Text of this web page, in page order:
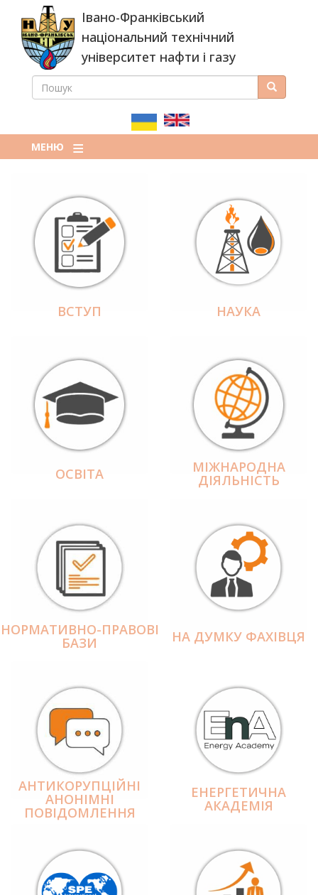
основного
вмісту
Івано-Франківський
національний технічний
університет нафти і газу
ПОШУКОВА
ПОШУК Пошук
МЕНЮ
ВСТУП НАУКА
ОСВІТА МІЖНАРОДНА
ДІЯЛЬНІCТЬ
НОРМАТИВНО-ПРАВОВІ
БАЗИ НА ДУМКУ ФАХІВЦЯ
АНТИКОРУПЦІЙНІ
АНОНІМНІ
ПОВІДОМЛЕННЯ
ЕНЕРГЕТИЧНА
АКАДЕМІЯ